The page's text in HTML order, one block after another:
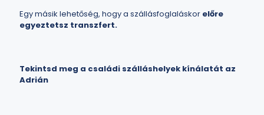
Egy másik lehetőség, hogy a szállásfoglaláskor előre
egyeztetsz transzfert.
Tekintsd meg a családi szálláshelyek kínálatát az
Adrián